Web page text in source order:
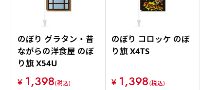
のぼり グラタン・昔
ながらの洋食屋 のぼ
り旗 X54U
¥ 1,398(税込)
のぼり コロッケ のぼ
り旗 X4TS
¥ 1,398(税込)